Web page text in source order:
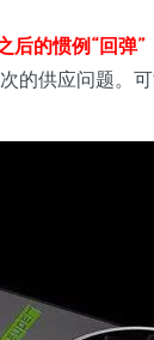
后的惯例“回弹
次的供应问题。